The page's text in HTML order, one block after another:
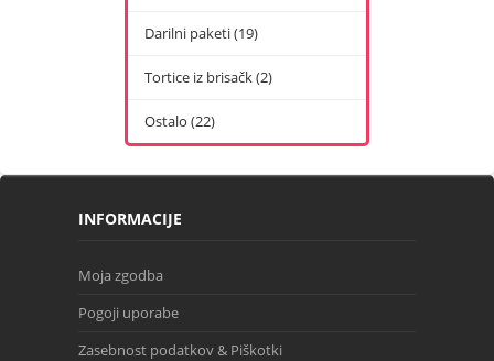
Darilni paketi (19)
Tortice iz brisačk (2)
Ostalo (22)
INFORMACIJE
Moja zgodba
Pogoji uporabe
Zasebnost podatkov & Piškotki